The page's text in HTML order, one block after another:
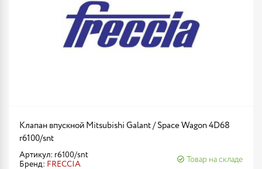
Клапан впускной Mitsubishi Galant / Space Wagon 4D68
r6100/snt
Артикул: r6100/snt
Бренд: FRECCIA
Товар на складе